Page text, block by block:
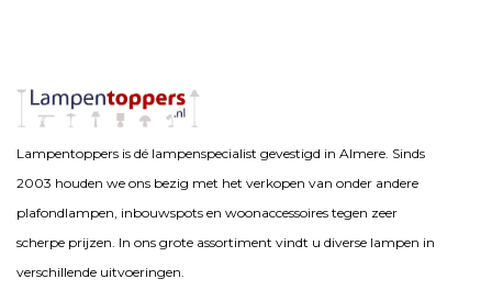
Lampentoppers is dé lampenspecialist gevestigd in Almere. Sinds
2003 houden we ons bezig met het verkopen van onder andere
plafondlampen, inbouwspots en woonaccessoires tegen zeer
scherpe prijzen. In ons grote assortiment vindt u diverse lampen in
verschillende uitvoeringen.